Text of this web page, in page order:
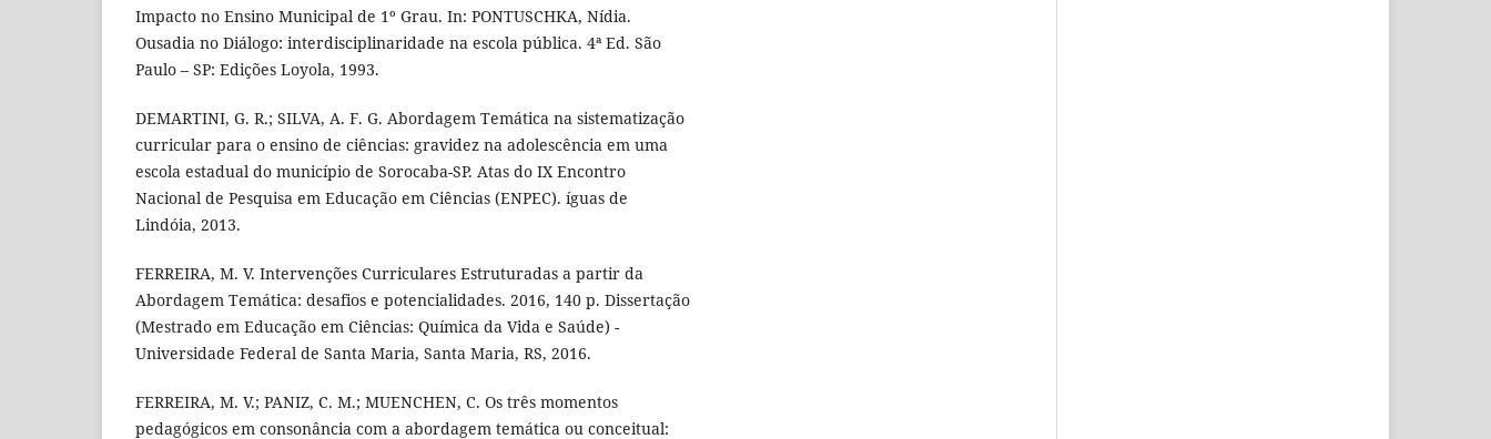
Impacto no Ensino Municipal de 1º Grau. In: PONTUSCHKA, Ní­dia.
Ousadia no Diálogo: interdisciplinaridade na escola pública. 4ª Ed. São
Paulo – SP: Edições Loyola, 1993.
DEMARTINI, G. R.; SILVA, A. F. G. Abordagem Temática na sistematização
curricular para o ensino de ciências: gravidez na adolescência em uma
escola estadual do municí­pio de Sorocaba-SP. Atas do IX Encontro
Nacional de Pesquisa em Educação em Ciências (ENPEC). íguas de
Lindóia, 2013.
FERREIRA, M. V. Intervenções Curriculares Estruturadas a partir da
Abordagem Temática: desafios e potencialidades. 2016, 140 p. Dissertação
(Mestrado em Educação em Ciências: Quí­mica da Vida e Saúde) -
Universidade Federal de Santa Maria, Santa Maria, RS, 2016.
FERREIRA, M. V.; PANIZ, C. M.; MUENCHEN, C. Os três momentos
pedagógicos em consonância com a abordagem temática ou conceitual: